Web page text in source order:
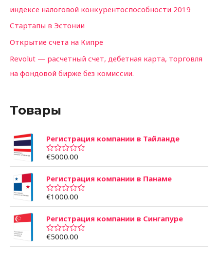
индексе налоговой конкурентоспособности 2019
Стартапы в Эстонии
Открытие счета на Кипре
Revolut — расчетный счет, дебетная карта, торговля
на фондовой бирже без комиссии.
Товары
Регистрация компании в Тайланде
О
ц
н
к
а
з
5
€5000.00
Регистрация компании в Панаме
О
ц
н
к
а
€1000.00
Регистрация компании в Сингапуре
О
ц
€5000.00